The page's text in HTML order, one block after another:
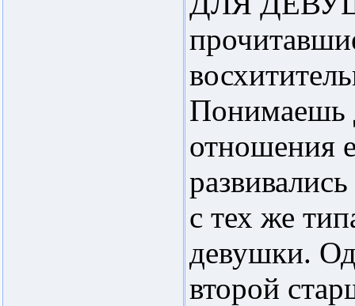
Понимаешь
отношения
с тех же
девушки.
второй